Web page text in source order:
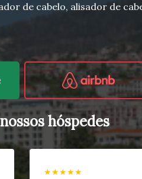
de cabelo, alisador de
hóspedes
★★★★★